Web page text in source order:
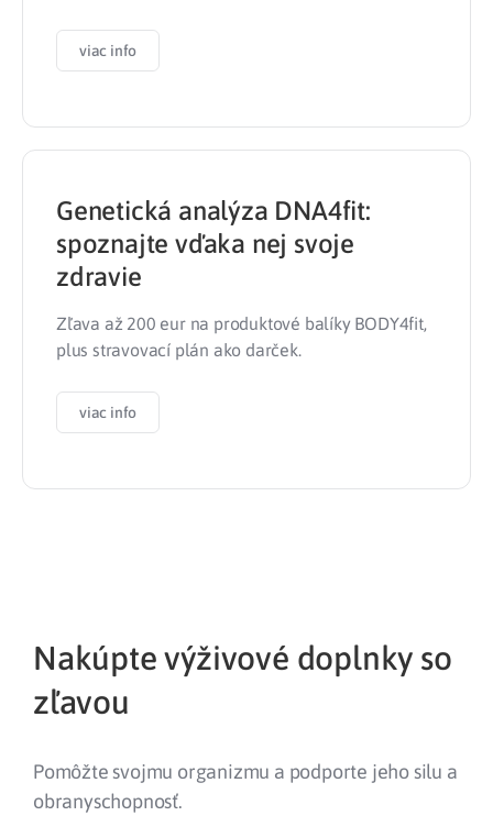
viac info
Genetická analýza DNA4fit:
spoznajte vďaka nej svoje
zdravie
Zľava až 200 eur na produktové balíky BODY4fit,
plus stravovací plán ako darček.
viac info
Nakúpte výživové doplnky so
zľavou
Pomôžte svojmu organizmu a podporte jeho silu a
obranyschopnosť.